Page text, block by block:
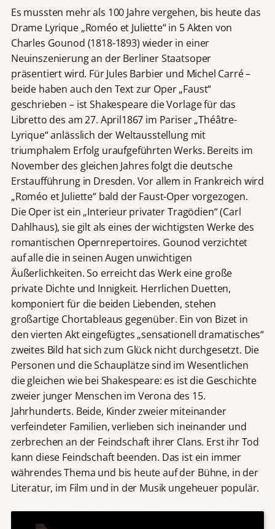
Es mussten mehr als 100 Jahre vergehen, bis heute das
Drame Lyrique „Roméo et Juliette“ in 5 Akten von
Charles Gounod (1818-1893) wieder in einer
Neuinszenierung an der Berliner Staatsoper
präsentiert wird. Für Jules Barbier und Michel Carré –
beide haben auch den Text zur Oper „Faust“
geschrieben – ist Shakespeare die Vorlage für das
Libretto des am 27. April1867 im Pariser „Théâtre-
Lyrique“ anlässlich der Weltausstellung mit
triumphalem Erfolg uraufgeführten Werks. Bereits im
November des gleichen Jahres folgt die deutsche
Erstaufführung in Dresden. Vor allem in Frankreich wird
„Roméo et Juliette“ bald der Faust-Oper vorgezogen.
Die Oper ist ein „Interieur privater Tragödien“ (Carl
Dahlhaus), sie gilt als eines der wichtigsten Werke des
romantischen Opernrepertoires. Gounod verzichtet
auf alle die in seinen Augen unwichtigen
Äußerlichkeiten. So erreicht das Werk eine große
private Dichte und Innigkeit. Herrlichen Duetten,
komponiert für die beiden Liebenden, stehen
großartige Chortableaus gegenüber. Ein von Bizet in
den vierten Akt eingefügtes „sensationell dramatisches“
zweites Bild hat sich zum Glück nicht durchgesetzt. Die
Personen und die Schauplätze sind im Wesentlichen
die gleichen wie bei Shakespeare: es ist die Geschichte
zweier junger Menschen im Verona des 15.
Jahrhunderts. Beide, Kinder zweier miteinander
verfeindeter Familien, verlieben sich ineinander und
zerbrechen an der Feindschaft ihrer Clans. Erst ihr Tod
kann diese Feindschaft beenden. Das ist ein immer
währendes Thema und bis heute auf der Bühne, in der
Literatur, im Film und in der Musik ungeheuer populär.